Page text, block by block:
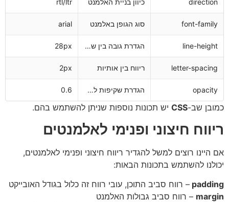
כיוון בניית האלמנט rtl/ltr
font- סוג הגופן באלמנט
line- הגדרת גובה בין שורות 28px
letter- ריווח בין אותיות
הגדרת שקיפות לאלמנט
שב- CSSיש תכונות נוספות שניתן להשתמש בהם.
חיצוני ופנימי לאלמנטים
רוצים למשל להגדיר ריווח חיצוני ופנימי לאלמנטים,
להשתמש בתכונות הבאות:
– רווח סביב התוכן, עובי רווח זה כלול בגודל האובייקט
– רווח סביב גבולות האלמנט